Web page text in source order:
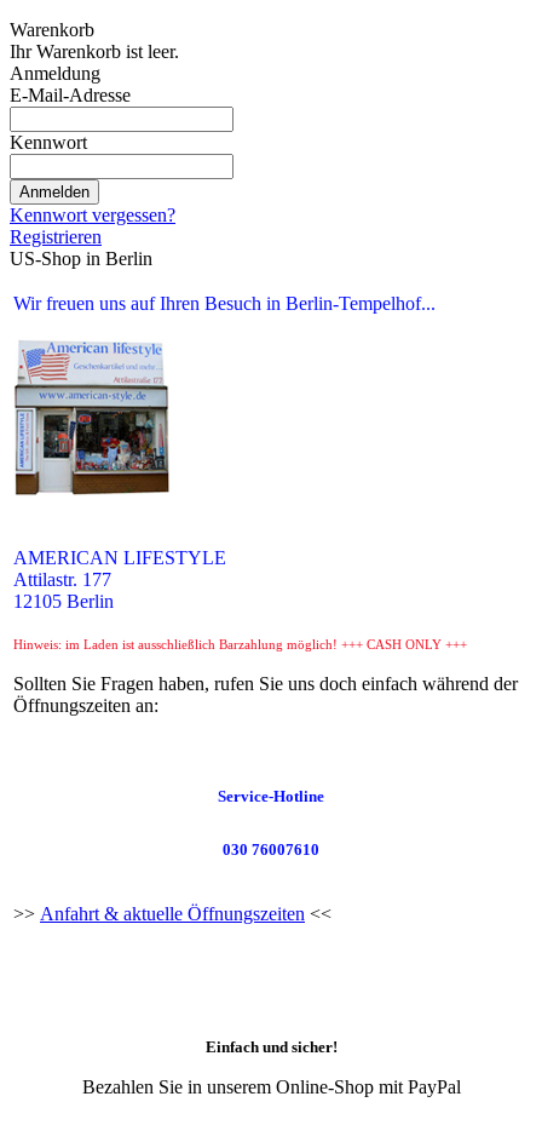
Warenkorb
Ihr Warenkorb ist leer.
Anmeldung
E-Mail-Adresse
Kennwort
Anmelden
Kennwort vergessen?
Registrieren
US-Shop in Berlin
Wir freuen uns auf Ihren Besuch in Berlin-Tempelhof...
AMERICAN LIFESTYLE
Attilastr. 177
12105 Berlin
Hinweis: im Laden ist ausschließlich Barzahlung möglich! +++ CASH ONLY +++
Sollten Sie Fragen haben, rufen Sie uns doch einfach während der
Öffnungszeiten an:
Service-Hotline
030 76007610
>> Anfahrt & aktuelle Öffnungszeiten <<
Einfach und sicher!
Bezahlen Sie in unserem Online-Shop mit PayPal